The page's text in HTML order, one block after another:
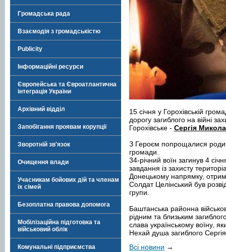
Громадська рада
Взаємодія з громадськістю
Publicity
Інформаційні ресурси
Європейська та Євроатлантична
інтеграція України
Архівний відділ
Запобігання проявам корупції
Зворотній зв'язок
Очищення влади
Учасникам бойових дій та членам
їх сімей
Безоплатна правова допомога
Мобілізаційна підготовка та
військовий облік
Комунальні підприємства
15 січня у Горохівській
дорогу загиблого на війні
Горохівське - Сергія
З Героєм попрощалися
громади.
34-річний воїн загинув 4
завдання із захисту
Донецькому напрямку,
Солдат Целінський був
групи.
Баштанська районна
рідним та близьким
слава українському воїну,
Нехай душа загиблого
Всі новини →